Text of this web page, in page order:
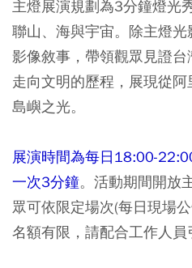
主燈展演規劃為3分鐘燈光
聯山、海與宇宙。除主燈
影像敘事，帶領觀眾見證
走向文明的歷程，展現從
島嶼之光。
展演時間為每日18:00-
一次3分鐘。活動期間開放
眾可依限定場次(每日現場
名額有限，請配合工作人員